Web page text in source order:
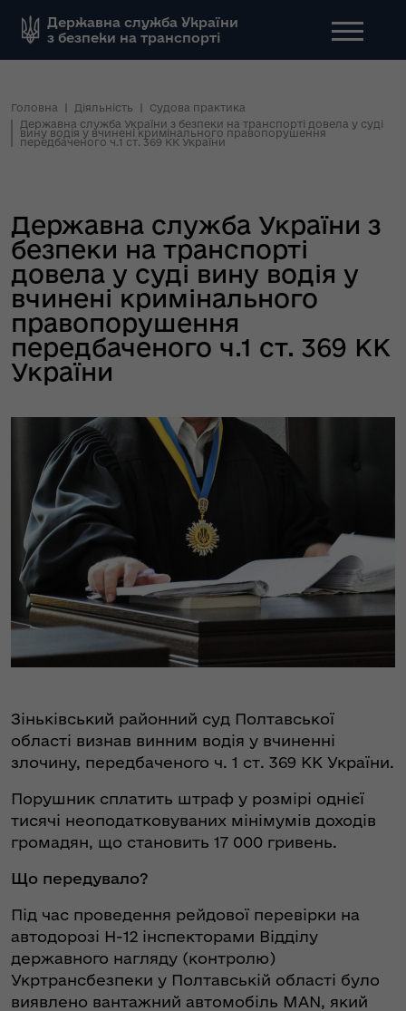
Державна служба України
з безпеки на транспорті
Головна Діяльність
Судова практика
Державна служба України з безпеки на транспорті довела у суді
вину водія у вчинені кримінального правопорушення
передбаченого ч.1 ст. 369 КК України
Державна служба України з
безпеки на транспорті
довела у суді вину водія у
вчинені кримінального
правопорушення
передбаченого ч.1 ст. 369 КК
України
Зіньківський районний суд Полтавської
області визнав винним водія у вчиненні
злочину, передбаченого ч. 1 ст. 369 КК України.
Порушник сплатить штраф у розмірі однієї
тисячі неоподатковуваних мінімумів доходів
громадян, що становить 17 000 гривень.
Що передувало?
Під час проведення рейдової перевірки на
автодорозі Н-12 інспекторами Відділу
державного нагляду (контролю)
Укртрансбезпеки у Полтавській області було
виявлено вантажний автомобіль MAN, який